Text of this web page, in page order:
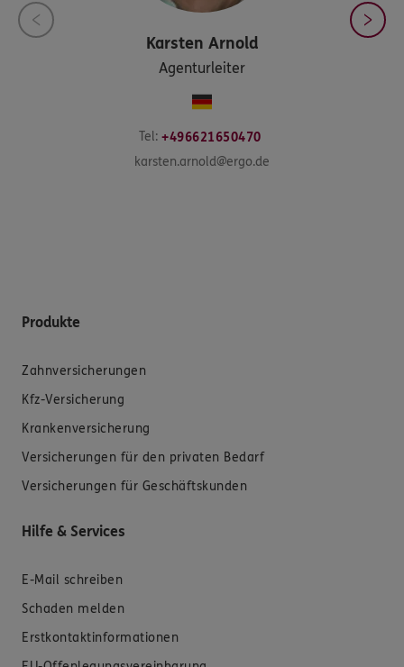
Karsten Arnold
Agenturleiter
Tel: +496621650470
karsten.arnold@ergo.de
Produkte
Zahnversicherungen
Kfz-Versicherung
Krankenversicherung
Versicherungen für den privaten Bedarf
Versicherungen für Geschäftskunden
Hilfe & Services
E-Mail schreiben
Schaden melden
Erstkontaktinformationen